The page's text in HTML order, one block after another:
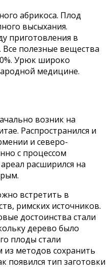
абрикоса. Плод
высыхания.
приготовления в
Все полезные вещества
Урюк широко
медицине.
возник на
Распространился и
и северо-
с процессом
расширился на
встретить в
римских источников.
достоинства стали
дерево было
плоды стали
методов сохранить
появился тип заготовки